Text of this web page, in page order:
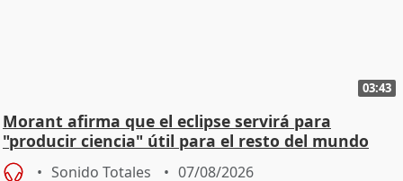
03:43
Morant afirma que el eclipse servirá para
"producir ciencia" útil para el resto del mundo
Sonido Totales 07/08/2026